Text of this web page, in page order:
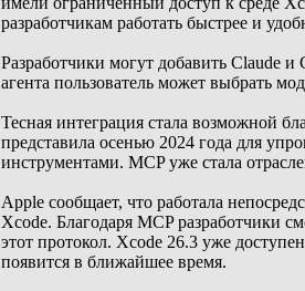
разработчикам работать быстрее и
Разработчики могут добавить Claude
агента пользователь может выбрать
Тесная интеграция стала возможной
представила осенью 2024 года для
инструментами. MCP уже стала
Apple сообщает, что работала
Xcode. Благодаря MCP разработчики
этот протокол. Xcode 26.3 уже
появится в ближайшее время.